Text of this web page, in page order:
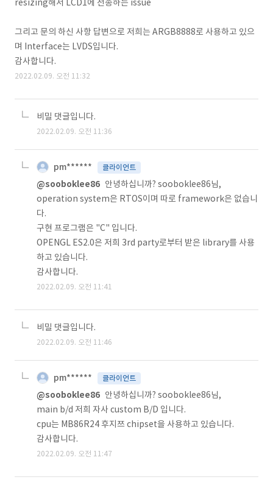
resizing해서 LCD1에 전송하는 issue
그리고 문의 하신 사항 답변으로 저희는 ARGB8888로 사용하고 있으
며 Interface는 LVDS입니다.
감사합니다.
2022.02.09. 오전 11:32
비밀 댓글입니다.
2022.02.09. 오전 11:36
pm****** 클라이언트
@sooboklee86 안녕하십니까? sooboklee86님,
operation system은 RTOS이며 따로 framework은 없습니
다.
구현 프로그램은 "C" 입니다.
OPENGL ES2.0은 저희 3rd party로부터 받은 library를 사용
하고 있습니다.
감사합니다.
2022.02.09. 오전 11:41
비밀 댓글입니다.
2022.02.09. 오전 11:46
pm****** 클라이언트
@sooboklee86 안녕하십니까? sooboklee86님,
main b/d 저희 자사 custom B/D 입니다.
cpu는 MB86R24 후지쯔 chipset을 사용하고 있습니다.
감사합니다.
2022.02.09. 오전 11:47